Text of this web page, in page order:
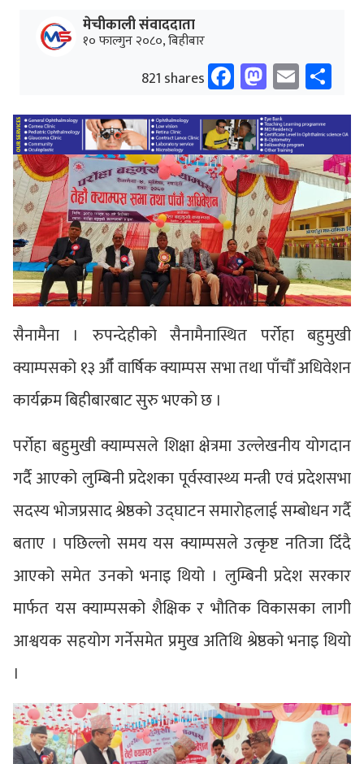
मेचीकाली संवाददाता
१० फाल्गुन २०८०, बिहीबार
821 shares Facebook
Email
सैनामैना । रुपन्देहीको सैनामैनास्थित पर्रोहा बहुमुखी
क्याम्पसको १३ औँ वार्षिक क्याम्पस सभा तथा पाँचौँ अधिवेशन
कार्यक्रम बिहीबारबाट सुरु भएको छ ।
पर्रोहा बहुमुखी क्याम्पसले शिक्षा क्षेत्रमा उल्लेखनीय योगदान
गर्दै आएको लुम्बिनी प्रदेशका पूर्वस्वास्थ्य मन्त्री एवं प्रदेशसभा
सदस्य भोजप्रसाद श्रेष्ठको उद्घाटन समारोहलाई सम्बोधन गर्दै
बताए । पछिल्लो समय यस क्याम्पसले उत्कृष्ट नतिजा दिँदै
आएको समेत उनको भनाइ थियो । लुम्बिनी प्रदेश सरकार
मार्फत यस क्याम्पसको शैक्षिक र भौतिक विकासका लागी
आश्वयक सहयोग गर्नेसमेत प्रमुख अतिथि श्रेष्ठको भनाइ थियो
।